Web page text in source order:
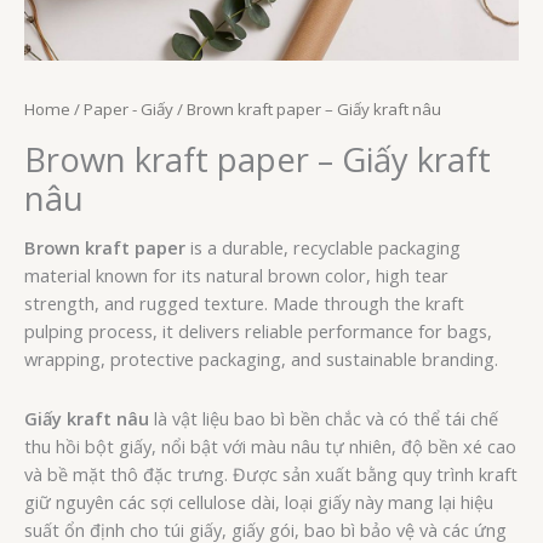
Home / Paper - Giấy/ Brown kraft paper – Giấy kraft nâu
Brown kraft paper – Giấy kraft
nâu
Brown kraft paper is a durable, recyclable packaging
material known for its natural brown color, high tear
strength, and rugged texture. Made through the kraft
pulping process, it delivers reliable performance for bags,
wrapping, protective packaging, and sustainable branding.
Giấy kraft nâu là vật liệu bao bì bền chắc và có thể tái chế
thu hồi bột giấy, nổi bật với màu nâu tự nhiên, độ bền xé cao
và bề mặt thô đặc trưng. Được sản xuất bằng quy trình kraft
giữ nguyên các sợi cellulose dài, loại giấy này mang lại hiệu
suất ổn định cho túi giấy, giấy gói, bao bì bảo vệ và các ứng